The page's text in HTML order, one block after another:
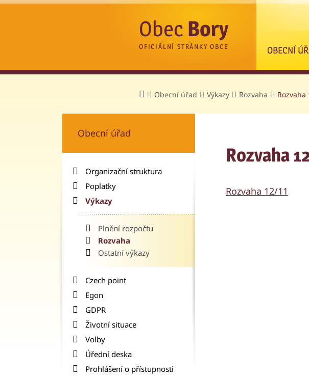
Obec Bory
OFICIÁLNÍ STRÁNKY OBCE OBECNÍ
Obecní úřad Výkazy Rozvaha Rozvaha
Rozvaha
Rozvaha 12/11
Obecní úřad
Organizační struktura
Poplatky
Výkazy
Plnění rozpočtu
Rozvaha
Ostatní výkazy
Czech point
Egon
GDPR
Životní situace
Volby
Úřední deska
Prohlášení o přístupnosti